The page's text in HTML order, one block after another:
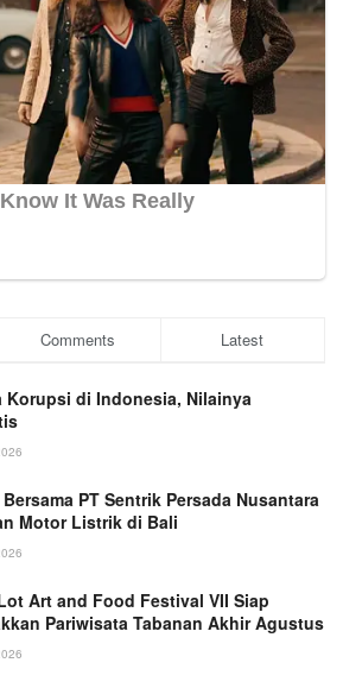
Comments Latest
Korupsi di Indonesia, Nilainya
PT Sentrik Persada Nusantara
Motor Listrik di Bali
Art and Food Festival VII Siap
Pariwisata Tabanan Akhir Agustus